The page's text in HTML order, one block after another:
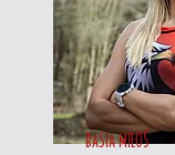
Basia Miłoś